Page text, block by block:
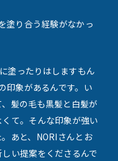
塗り合う経験がなかっ
塗ったりはしますもん
印象があるんです。い
髪の毛も黒髪と白髪が
て。そんな印象が強い
あと、NORIさんとお
い提案をくださるんで